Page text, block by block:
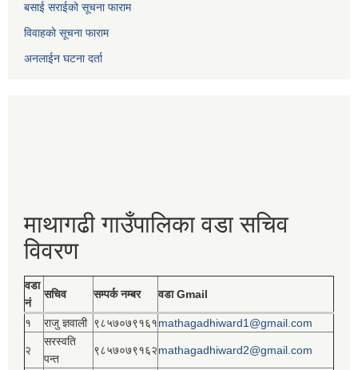
बसाई सराईको सूचना फाराम
विवाहको सूचना फाराम
अनलाईन घटना दर्ता
माथागढी गाउँपालिका वडा सचिव
विवरण
वडा
नं
सचिव सम्पर्क नम्बर वडा Gmail
१ राजु ज्ञवाली ९८५७०७९१६१mathagadhiward1@gmail.com
२
सरस्वति
पन्त
९८५७०७९१६२mathagadhiward2@gmail.com